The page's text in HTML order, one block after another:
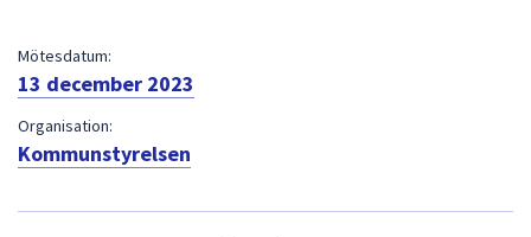
Mötesdatum:
13 december 2023
Organisation:
Kommunstyrelsen